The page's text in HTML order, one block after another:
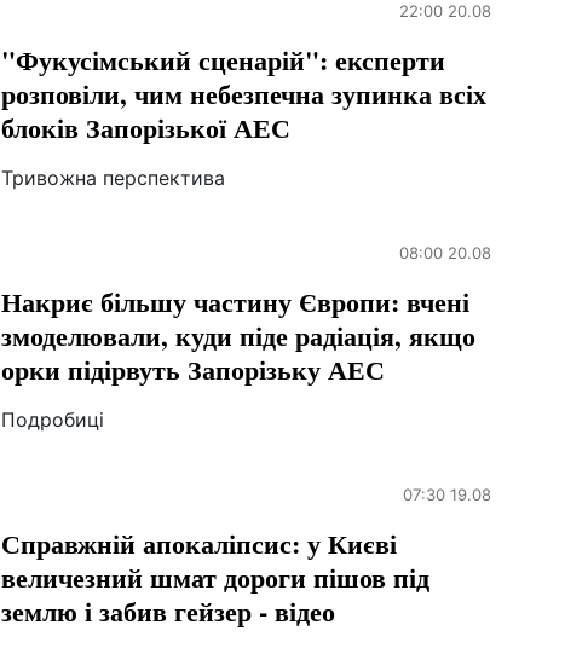
22:00 20.08
"Фукусімський сценарій": експерти
розповіли, чим небезпечна зупинка всіх
блоків Запорізької АЕС
Тривожна перспектива
08:00 20.08
Накриє більшу частину Європи: вчені
змоделювали, куди піде радіація, якщо
орки підірвуть Запорізьку АЕС
Подробиці
07:30 19.08
Справжній апокаліпсис: у Києві
величезний шмат дороги пішов під
землю і забив гейзер - відео